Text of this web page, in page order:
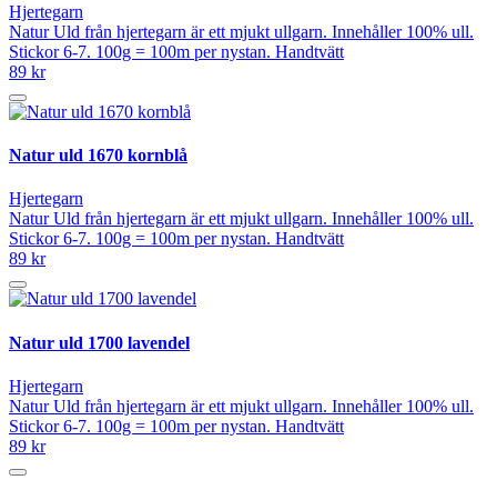
Hjertegarn
Natur Uld från hjertegarn är ett mjukt ullgarn. Innehåller 100% ull.
Stickor 6-7. 100g = 100m per nystan. Handtvätt
89 kr
Natur uld 1670 kornblå
Hjertegarn
Natur Uld från hjertegarn är ett mjukt ullgarn. Innehåller 100% ull.
Stickor 6-7. 100g = 100m per nystan. Handtvätt
89 kr
Natur uld 1700 lavendel
Hjertegarn
Natur Uld från hjertegarn är ett mjukt ullgarn. Innehåller 100% ull.
Stickor 6-7. 100g = 100m per nystan. Handtvätt
89 kr